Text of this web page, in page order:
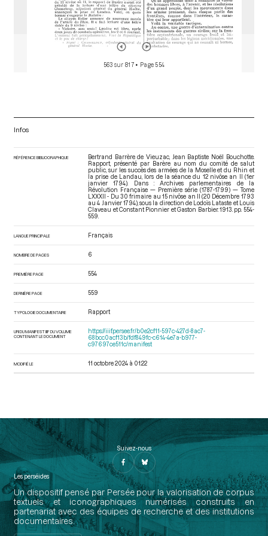
563 sur 817 • Page 554
Infos
RÉFÉRENCE BIBLIOGRAPHIQUE
Bertrand Barrère de Vieuzac, Jean Baptiste Noël Bouchotte.
Rapport, présenté par Barère au nom du comité de salut
public, sur les succès des armées de la Moselle et du Rhin et
la prise de Landau, lors de la séance du 12 nivôse an II (1er
janvier 1794). Dans : Archives parlementaires de la
Révolution Française — Première série (1787-1799) — Tome
LXXXII - Du 30 frimaire au 15 nivôse an II (20 Décembre 1793
au 4 Janvier 1794), sous la direction de Lodoïs Lataste et Louis
Claveau et Constant Pionnier et Gaston Barbier. 1913. pp. 554-
559.
LANGUE PRINCIPALE Français
NOMBRE DE PAGES 6
PREMIÈRE PAGE 554
DERNIÈRE PAGE 559
TYPOLOGIE DOCUMENTAIRE Rapport
URI DU MANIFEST IIIF DU VOLUME
CONTENANT LE DOCUMENT
https://iiif.persee.fr/b0e2cf11-597c-427d-8ac7-
68bcc0acf13b/fdf849fc-c614-4e7a-b977-
c97697ce511c/manifest
MODIFIÉ LE 11 octobre 2024 à 01:22
Suivez-nous
Les perséides
Un dispositif pensé par Persée pour la valorisation de corpus
textuels et iconographiques numérisés construits en
partenariat avec des équipes de recherche et des institutions
documentaires.